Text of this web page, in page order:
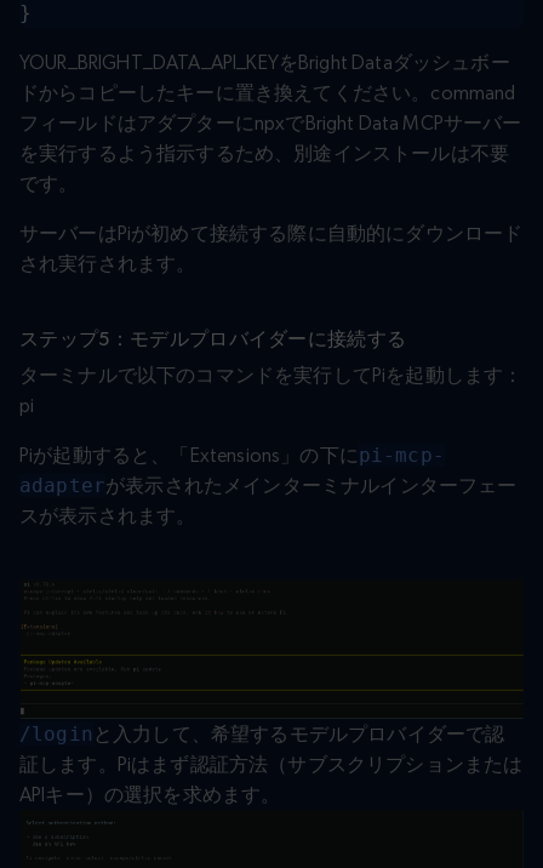
}
YOUR_BRIGHT_DATA_API_KEYをBright Dataダッシュボー
ドからコピーしたキーに置き換えてください。command
フィールドはアダプターにnpxでBright Data MCPサーバー
を実行するよう指示するため、別途インストールは不要
です。
サーバーはPiが初めて接続する際に自動的にダウンロード
され実行されます。
ステップ5：モデルプロバイダーに接続する
ターミナルで以下のコマンドを実行してPiを起動します：
pi
Piが起動すると、「Extensions」の下にpi-mcp-
adapterが表示されたメインターミナルインターフェー
スが表示されます。
/login と入力して、希望するモデルプロバイダーで認
証します。Piはまず認証方法（サブスクリプションまたは
APIキー）の選択を求めます。